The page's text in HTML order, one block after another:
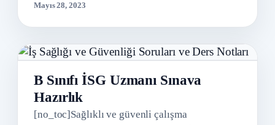
Mayıs 28, 2023
B Sınıfı İSG Uzmanı Sınava
Hazırlık
[no_toc]Sağlıklı ve güvenli çalışma